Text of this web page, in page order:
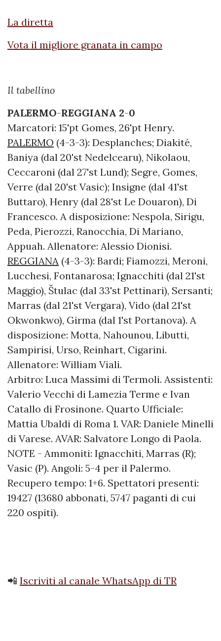
La diretta
Vota il migliore granata in campo
Il tabellino
PALERMO-REGGIANA 2-0
Marcatori: 15'pt Gomes, 26'pt Henry.
PALERMO (4-3-3): Desplanches; Diakité,
Baniya (dal 20'st Nedelcearu), Nikolaou,
Ceccaroni (dal 27'st Lund); Segre, Gomes,
Verre (dal 20'st Vasic); Insigne (dal 41'st
Buttaro), Henry (dal 28'st Le Douaron), Di
Francesco. A disposizione: Nespola, Sirigu,
Peda, Pierozzi, Ranocchia, Di Mariano,
Appuah. Allenatore: Alessio Dionisi.
REGGIANA (4-3-3): Bardi; Fiamozzi, Meroni,
Lucchesi, Fontanarosa; Ignacchiti (dal 21'st
Maggio), Štulac (dal 33'st Pettinari), Sersanti;
Marras (dal 21'st Vergara), Vido (dal 21'st
Okwonkwo), Girma (dal 1'st Portanova). A
disposizione: Motta, Nahounou, Libutti,
Sampirisi, Urso, Reinhart, Cigarini.
Allenatore: William Viali.
Arbitro: Luca Massimi di Termoli. Assistenti:
Valerio Vecchi di Lamezia Terme e Ivan
Catallo di Frosinone. Quarto Ufficiale:
Mattia Ubaldi di Roma 1. VAR: Daniele Minelli
di Varese. AVAR: Salvatore Longo di Paola.
NOTE - Ammoniti: Ignacchiti, Marras (R);
Vasic (P). Angoli: 5-4 per il Palermo.
Recupero tempo: 1+6. Spettatori presenti:
19427 (13680 abbonati, 5747 paganti di cui
220 ospiti).
📲 Iscriviti al canale WhatsApp di TR